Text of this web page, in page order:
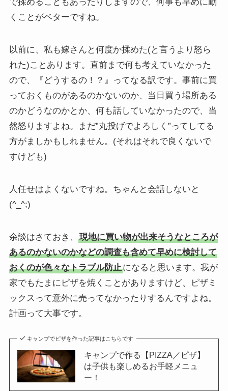
くことがベターですね。
以前に、私も嫁さんと何度か揉めた(と言うより怒ら
れた)ことあります。直前まで何も考えていなかった
ので、『どうするの！？』ってなる訳です。事前に買
っておくものがあるのかないのか、当日買う場所ある
のかどうなのかとか、何も話していなかったので、当
然怒りますよね。まだ”丸投げでよろしく”ってしてる
方がましかもしれません。(それはそれで良くないで
すけども)
人任せはよくないですね。ちゃんと会話しないと
(^_^;)
余談はさておき、
現地に買い物が出来そうなところが
あるのかないのかなどの調査も含めて早めに検討して
おくのが色々なトラブル防止になると思います。我が
家でもたまにピザを焼くことがありますけど、ピザミ
ックスって意外に売ってなかったりするんですよね。
計画って大事です。
キャンプでピザを作った記事はこちらです
キャンプで作る【PIZZA／ピザ】
は子供も楽しめるお手軽メニュ
ー！